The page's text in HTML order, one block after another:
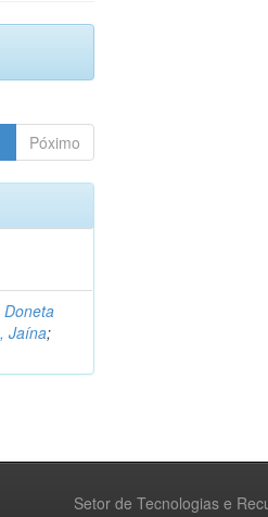
Póximo
Doneta
Jaína;
Setor de Tecnologias e